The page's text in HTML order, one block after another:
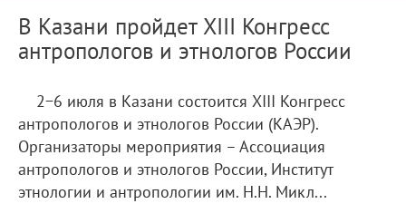
В Казани пройдет XIII Конгресс
антропологов и этнологов России
2−6 июля в Казани состоится XIII Конгресс
антропологов и этнологов России (КАЭР).
Организаторы мероприятия – Ассоциация
антропологов и этнологов России, Институт
этнологии и антропологии им. Н.Н. Микл...